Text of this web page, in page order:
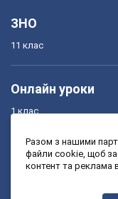
ЗНО
11 клас
Онлайн уроки
1 клас
3 клас
Разом з нашими
файли cookie, щоб
контент та реклама